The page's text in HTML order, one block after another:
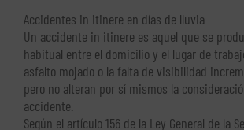
Accidentes in itinere en días de lluvia
Un accidente in itinere es aquel que se
habitual entre el domicilio y el lugar de
asfalto mojado o la falta de visibilidad
pero no alteran por sí mismos la
accidente.
Según el artículo 156 de la Ley General de la